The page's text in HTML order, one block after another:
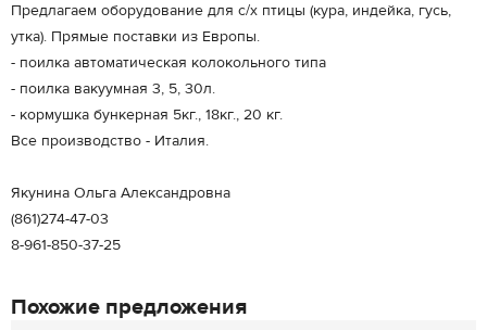
Предлагаем оборудование для с/х птицы (кура, индейка, гусь,
утка). Прямые поставки из Европы.
- поилка автоматическая колокольного типа
- поилка вакуумная 3, 5, 30л.
- кормушка бункерная 5кг., 18кг., 20 кг.
Все производство - Италия.
Якунина Ольга Александровна
(861)274-47-03
8-961-850-37-25
Похожие предложения